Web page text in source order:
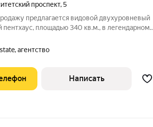
проспект,5
предлагается видовой двухуровневый
пентхаус, площадью 340 кв.м., в легендарном
две из которых со своими санузлами,
агентство
Написать